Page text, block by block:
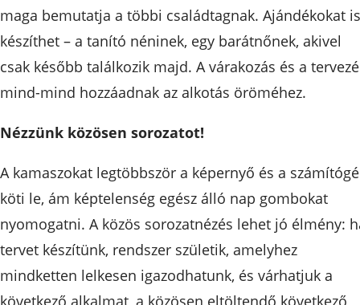
maga bemutatja a többi családtagnak. Ajándékokat is
készíthet – a tanító néninek, egy barátnőnek, akivel
csak később találkozik majd. A várakozás és a
mind-mind hozzáadnak az alkotás öröméhez.
Nézzünk közösen sorozatot!
A kamaszokat legtöbbször a képernyő és a
köti le, ám képtelenség egész álló nap gombokat
nyomogatni. A közös sorozatnézés lehet jó élmény:
tervet készítünk, rendszer születik, amelyhez
mindketten lelkesen igazodhatunk, és várhatjuk a
következő alkalmat, a közösen eltöltendő következő